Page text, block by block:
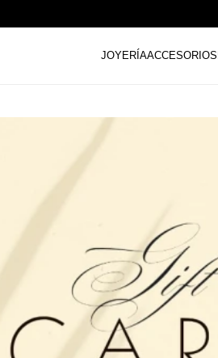
JOYERÍAACCESORIOS